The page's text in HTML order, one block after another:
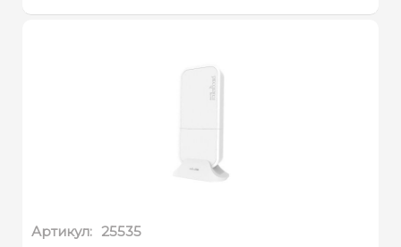
Артикул: 25535